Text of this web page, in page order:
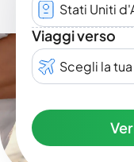
Stati Uniti
Viaggi verso
Scegli la